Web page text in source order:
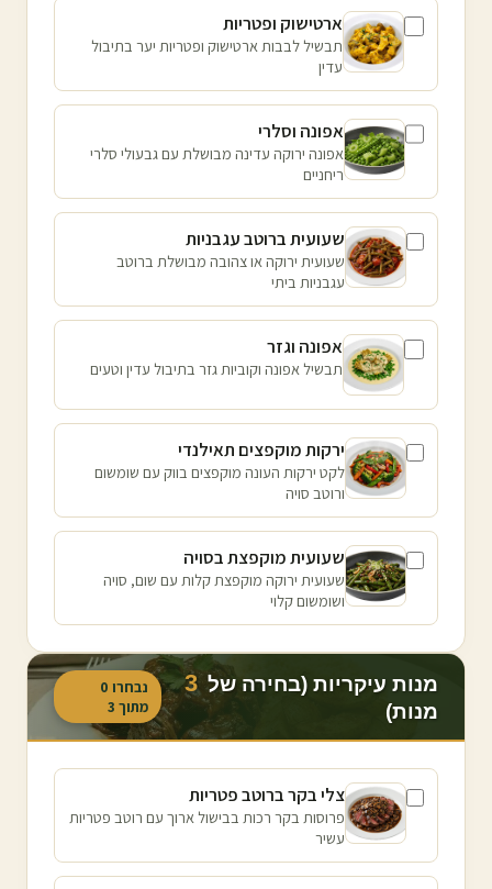
ארטישוק ופטריות
תבשיל לבבות ארטישוק ופטריות יער בתיבול
עדין
אפונה וסלרי
אפונה ירוקה עדינה מבושלת עם גבעולי סלרי
ריחניים
שעועית ברוטב עגבניות
שעועית ירוקה או צהובה מבושלת ברוטב
עגבניות ביתי
אפונה וגזר
תבשיל אפונה וקוביות גזר בתיבול עדין וטעים
ירקות מוקפצים תאילנדי
לקט ירקות העונה מוקפצים בווק עם שומשום
ורוטב סויה
שעועית מוקפצת בסויה
שעועית ירוקה מוקפצת קלות עם שום, סויה
ושומשום קלוי
מנות עיקריות (בחירה של 3
מנות)
נבחרו 0
מתוך 3
צלי בקר ברוטב פטריות
פרוסות בקר רכות בבישול ארוך עם רוטב פטריות
עשיר